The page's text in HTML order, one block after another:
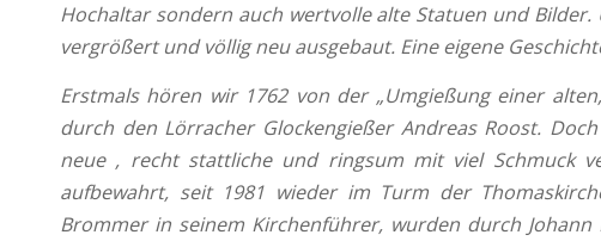
Hochaltar sondern auch wertvolle alte Statuen und
vergrößert und völlig neu ausgebaut. Eine eigene
Erstmals hören wir 1762 von der „Umgießung einer
durch den Lörracher Glockengießer Andreas Roost.
neue , recht stattliche und ringsum mit viel Schmuck
aufbewahrt, seit 1981 wieder im Turm der
Brommer in seinem Kirchenführer, wurden durch